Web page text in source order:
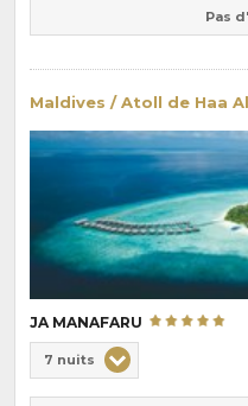
Pas
Maldives / Atoll de Haa
JA MANAFARU
de
Durée
7 nuits